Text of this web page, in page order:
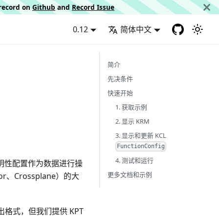
onGithub and Record Issue
0.12 简体中文
性配置作为数据进行操
、Crossplane）的大
格式，但我们提供 KPT
简介
先决条件
快速开始
1. 获取示例
2. 显示 KRM
3. 显示和更新 KCL
FunctionConfig
4. 测试和运行
更多文档和示例